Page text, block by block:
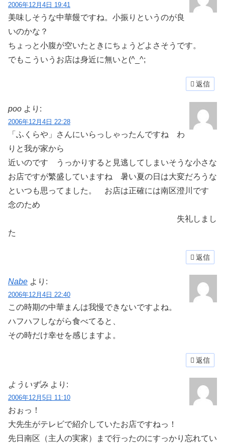
2006年12月4日 19:41
美味しそうな中華饅ですね。小振りというのが良
いのかな？
ちょっと小腹が空いたときにちょうどよさそうです。
でもこういうお店は身近に無いと(^_^;
返信
poo より:
2006年12月4日 22:28
「ふくらや」さんにいらっしゃったんですね わ
りと我が家から
近いのです うっかりすると見逃してしまいそうな小さな
お店ですが繁盛していますね 暑い夏の日は大変だろうな
といつも思ってました。 お店は正確には南区澄川です
念のため
失礼しまし
た
返信
Nabe より:
2006年12月4日 22:40
この時期の中華まんは我慢できないですよね。
ハフハフしながら食べてると、
その時だけ幸せを感じますよ。
返信
よういずみ より:
2006年12月5日 11:10
おぉっ！
大先生がテレビで紹介していたお店ですねっ！
先日南区（主人の実家）まで行ったのにすっかり忘れてい